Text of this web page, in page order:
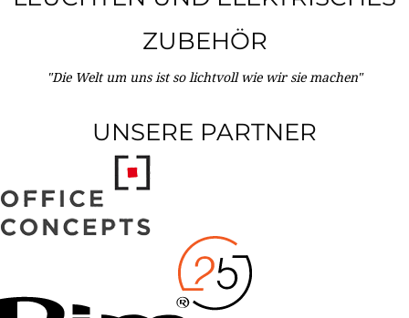
ZUBEHÖR
"Die Welt um uns ist so lichtvoll wie wir sie machen"
UNSERE PARTNER